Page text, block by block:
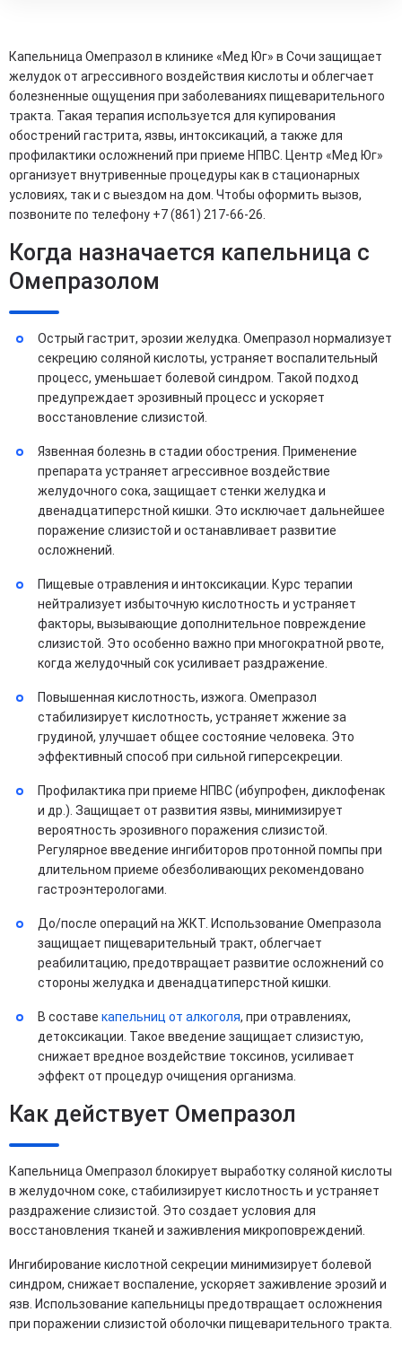
Капельница Омепразол в клинике «Мед Юг» в Сочи защищает
желудок от агрессивного воздействия кислоты и облегчает
болезненные ощущения при заболеваниях пищеварительного
тракта. Такая терапия используется для купирования
обострений гастрита, язвы, интоксикаций, а также для
профилактики осложнений при приеме НПВС. Центр «Мед Юг»
организует внутривенные процедуры как в стационарных
условиях, так и с выездом на дом. Чтобы оформить вызов,
позвоните по телефону +7 (861) 217-66-26.
Когда назначается капельница с
Омепразолом
Острый гастрит, эрозии желудка. Омепразол нормализует
секрецию соляной кислоты, устраняет воспалительный
процесс, уменьшает болевой синдром. Такой подход
предупреждает эрозивный процесс и ускоряет
восстановление слизистой.
Язвенная болезнь в стадии обострения. Применение
препарата устраняет агрессивное воздействие
желудочного сока, защищает стенки желудка и
двенадцатиперстной кишки. Это исключает дальнейшее
поражение слизистой и останавливает развитие
осложнений.
Пищевые отравления и интоксикации. Курс терапии
нейтрализует избыточную кислотность и устраняет
факторы, вызывающие дополнительное повреждение
слизистой. Это особенно важно при многократной рвоте,
когда желудочный сок усиливает раздражение.
Повышенная кислотность, изжога. Омепразол
стабилизирует кислотность, устраняет жжение за
грудиной, улучшает общее состояние человека. Это
эффективный способ при сильной гиперсекреции.
Профилактика при приеме НПВС (ибупрофен, диклофенак
и др.). Защищает от развития язвы, минимизирует
вероятность эрозивного поражения слизистой.
Регулярное введение ингибиторов протонной помпы при
длительном приеме обезболивающих рекомендовано
гастроэнтерологами.
До/после операций на ЖКТ. Использование Омепразола
защищает пищеварительный тракт, облегчает
реабилитацию, предотвращает развитие осложнений со
стороны желудка и двенадцатиперстной кишки.
В составе капельниц от алкоголя, при отравлениях,
детоксикации. Такое введение защищает слизистую,
снижает вредное воздействие токсинов, усиливает
эффект от процедур очищения организма.
Как действует Омепразол
Капельница Омепразол блокирует выработку соляной кислоты
в желудочном соке, стабилизирует кислотность и устраняет
раздражение слизистой. Это создает условия для
восстановления тканей и заживления микроповреждений.
Ингибирование кислотной секреции минимизирует болевой
синдром, снижает воспаление, ускоряет заживление эрозий и
язв. Использование капельницы предотвращает осложнения
при поражении слизистой оболочки пищеварительного тракта.